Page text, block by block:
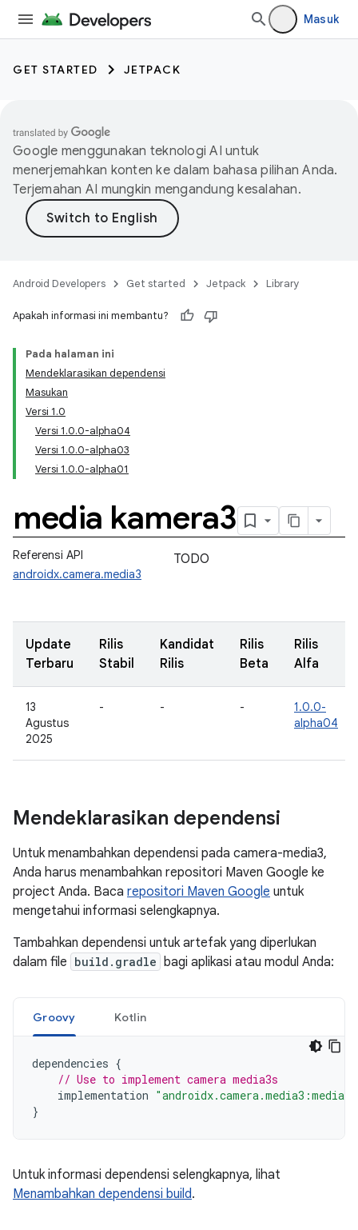
Masuk
GET STARTED JETPACK
Google menggunakan teknologi AI untuk
menerjemahkan konten ke dalam bahasa pilihan Anda.
Terjemahan AI mungkin mengandung kesalahan.
Android Developers Get started Jetpack Library
Apakah informasi ini membantu?
Pada halaman ini
Mendeklarasikan dependensi
Masukan
Versi 1.0
Versi 1.0.0-alpha04
Versi 1.0.0-alpha03
Versi 1.0.0-alpha01
media kamera3
Referensi API
androidx.camera.media3
TODO
Update
Terbaru
Rilis
Stabil
Kandidat
Rilis
Rilis
Beta
Rilis
Alfa
13
Agustus
2025
- - -
1.0.0-
alpha04
Mendeklarasikan dependensi
Untuk menambahkan dependensi pada camera-media3,
Anda harus menambahkan repositori Maven Google ke
project Anda. Baca repositori Maven Google untuk
mengetahui informasi selengkapnya.
Tambahkan dependensi untuk artefak yang diperlukan
dalam file build.gradle bagi aplikasi atau modul Anda:
Groovy Kotlin
dependencies {
// Use to implement camera media3s
implementation
}
Untuk informasi dependensi selengkapnya, lihat
Menambahkan dependensi build.